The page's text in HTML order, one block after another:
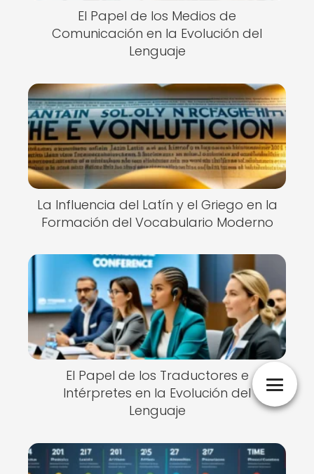
El Papel de los Medios de
Comunicación en la Evolución del
Lenguaje
La Influencia del Latín y el Griego en la
Formación del Vocabulario Moderno
El Papel de los Traductores e
Intérpretes en la Evolución del
Lenguaje